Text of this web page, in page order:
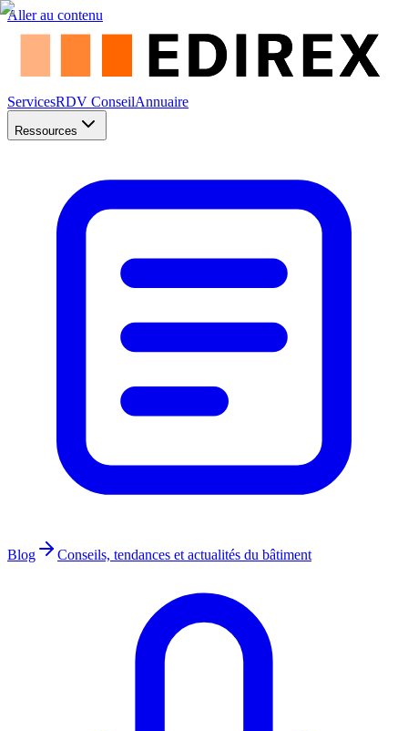
Aller au contenu
ServicesRDV ConseilAnnuaire
Ressources
Blog Conseils, tendances et actualités du bâtiment